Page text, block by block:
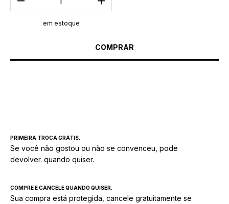
em estoque
PRIMEIRA TROCA GRÁTIS.
Se você não gostou ou não se convenceu, pode
devolver. quando quiser.
COMPRE E CANCELE QUANDO QUISER.
Sua compra está protegida, cancele gratuitamente se